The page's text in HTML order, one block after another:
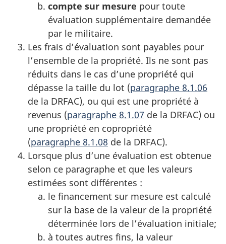
compte sur mesure pour toute
évaluation supplémentaire demandée
par le militaire.
Les frais d’évaluation sont payables pour
l’ensemble de la propriété. Ils ne sont pas
réduits dans le cas d’une propriété qui
dépasse la taille du lot (paragraphe 8.1.06
de la DRFAC), ou qui est une propriété à
revenus (paragraphe 8.1.07 de la DRFAC) ou
une propriété en copropriété
(paragraphe 8.1.08 de la DRFAC).
Lorsque plus d’une évaluation est obtenue
selon ce paragraphe et que les valeurs
estimées sont différentes :
le financement sur mesure est calculé
sur la base de la valeur de la propriété
déterminée lors de l’évaluation initiale;
à toutes autres fins, la valeur